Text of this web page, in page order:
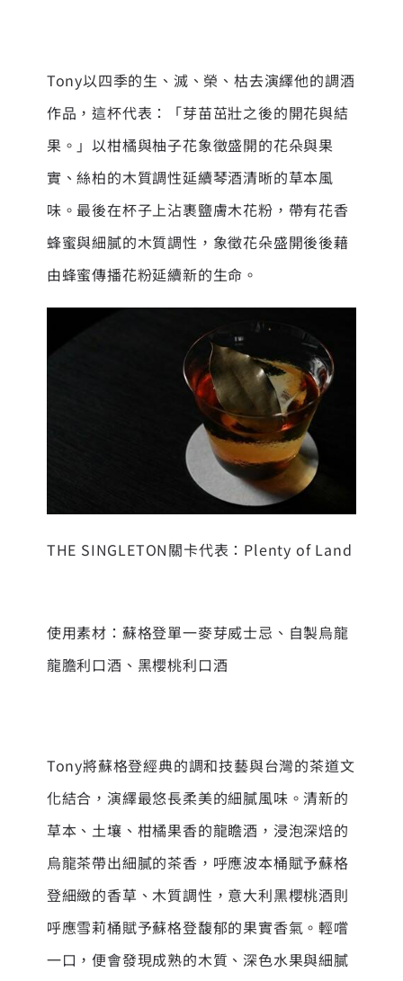
Tony以四季的生、滅、榮、枯去演繹他的調酒
作品，這杯代表：「芽苗茁壯之後的開花與結
果。」以柑橘與柚子花象徵盛開的花朵與果
實、絲柏的木質調性延續琴酒清晰的草本風
味。最後在杯子上沾裹鹽膚木花粉，帶有花香
蜂蜜與細膩的木質調性，象徵花朵盛開後後藉
由蜂蜜傳播花粉延續新的生命。
THE SINGLETON關卡代表：Plenty of Land
使用素材：蘇格登單一麥芽威士忌、自製烏龍
龍膽利口酒、黑櫻桃利口酒
Tony將蘇格登經典的調和技藝與台灣的茶道文
化結合，演繹最悠長柔美的細膩風味。清新的
草本、土壤、柑橘果香的龍瞻酒，浸泡深焙的
烏龍茶帶出細膩的茶香，呼應波本桶賦予蘇格
登細緻的香草、木質調性，意大利黑櫻桃酒則
呼應雪莉桶賦予蘇格登馥郁的果實香氣。輕嚐
一口，便會發現成熟的木質、深色水果與細膩